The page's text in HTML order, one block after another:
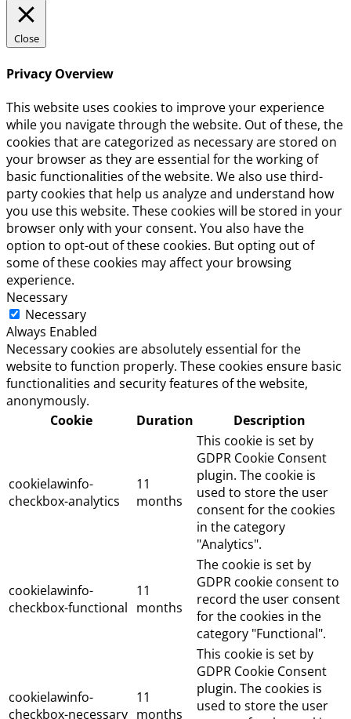
Close
Privacy Overview
This website uses cookies to improve your experience
while you navigate through the website. Out of these, the
cookies that are categorized as necessary are stored on
your browser as they are essential for the working of
basic functionalities of the website. We also use third-
party cookies that help us analyze and understand how
you use this website. These cookies will be stored in your
browser only with your consent. You also have the
option to opt-out of these cookies. But opting out of
some of these cookies may affect your browsing
experience.
Necessary
Necessary
Always Enabled
Necessary cookies are absolutely essential for the
website to function properly. These cookies ensure basic
functionalities and security features of the website,
anonymously.
Cookie
Duration Description
cookielawinfo-
checkbox-analytics
11
months
This cookie is set by
GDPR Cookie Consent
plugin. The cookie is
used to store the user
consent for the cookies
in the category
"Analytics".
cookielawinfo-
checkbox-functional
11
months
The cookie is set by
GDPR cookie consent to
record the user consent
for the cookies in the
category "Functional".
cookielawinfo-
checkbox-necessary
11
months
This cookie is set by
GDPR Cookie Consent
plugin. The cookies is
used to store the user